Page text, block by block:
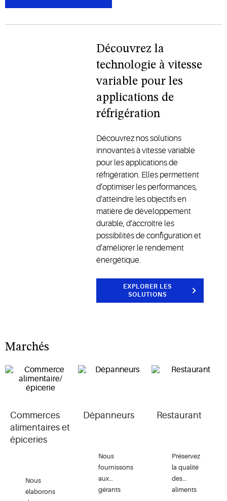
Découvrez la
technologie à vitesse
variable pour les
applications de
réfrigération
Découvrez nos solutions
innovantes à vitesse variable
pour les applications de
réfrigération. Elles permettent
d’optimiser les performances,
d’atteindre les objectifs en
matière de développement
durable, d’accroître les
possibilités de configuration et
d’améliorer le rendement
énergétique.
EXPLORER LES
SOLUTIONS
Marchés
Commerces
alimentaires et
épiceries
Nous
élaborons
Dépanneurs
Nous
fournissons
aux
gérants
Restaurant
Préservez
la qualité
des
aliments